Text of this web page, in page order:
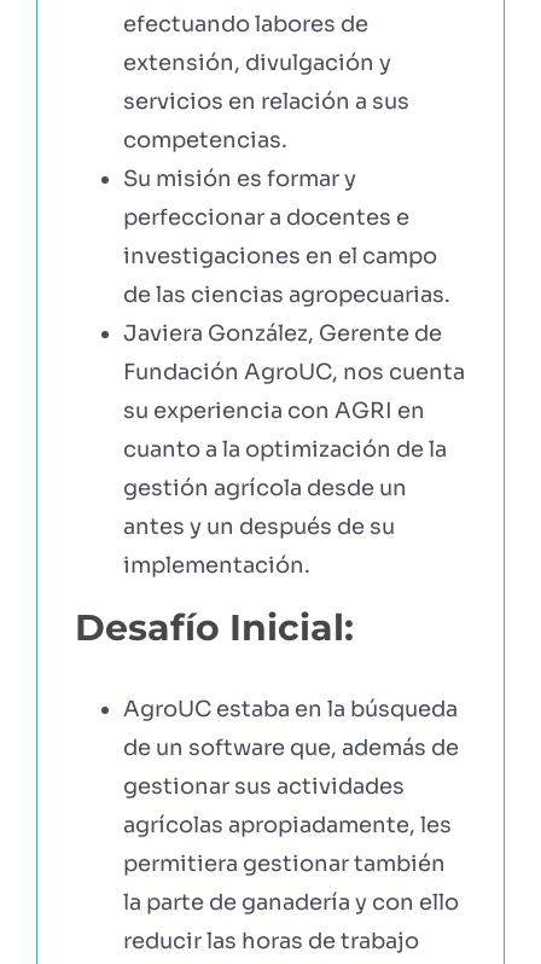
efectuando labores de
extensión, divulgación y
servicios en relación a sus
competencias.
Su misión es formar y
perfeccionar a docentes e
investigaciones en el campo
de las ciencias agropecuarias.
Javiera González, Gerente de
Fundación AgroUC, nos cuenta
su experiencia con AGRI en
cuanto a la optimización de la
gestión agrícola desde un
antes y un después de su
implementación.
Desafío Inicial:
AgroUC estaba en la búsqueda
de un software que, además de
gestionar sus actividades
agrícolas apropiadamente, les
permitiera gestionar también
la parte de ganadería y con ello
reducir las horas de trabajo